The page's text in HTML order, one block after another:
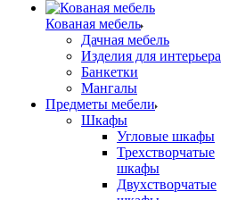
Кованая мебель
Дачная мебель
Изделия для интерьера
Банкетки
Мангалы
Предметы мебели
Шкафы
Угловые шкафы
Трехстворчатые
шкафы
Двухстворчатые